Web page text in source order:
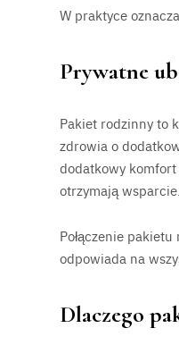
W praktyce
Prywatne
Pakiet rodzinny to
zdrowia o
dodatkowy
otrzymają wsparcie.
Połączenie
odpowiada na
Dlaczego